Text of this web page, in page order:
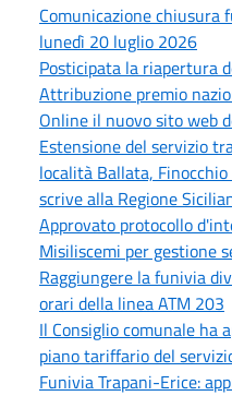
Comunicazione
lunedì 20 luglio 2026
Posticipata la riapertura
Attribuzione premio
Online il nuovo sito web
Estensione del servizio
località Ballata, Finocchio
scrive alla Regione
Approvato protocollo
Misiliscemi per gestione
Raggiungere la funivia
orari della linea ATM 203
Il Consiglio comunale ha
piano tariffario del
Funivia Trapani-Erice: